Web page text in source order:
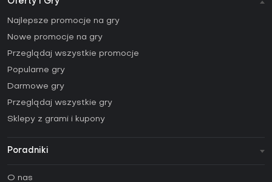
Oferty i Gry
Najlepsze promocje na gry
Nowe promocje na gry
Przeglądaj wszystkie promocje
Popularne gry
Darmowe gry
Przeglądaj wszystkie gry
Sklepy z grami i kupony
Poradniki
O nas